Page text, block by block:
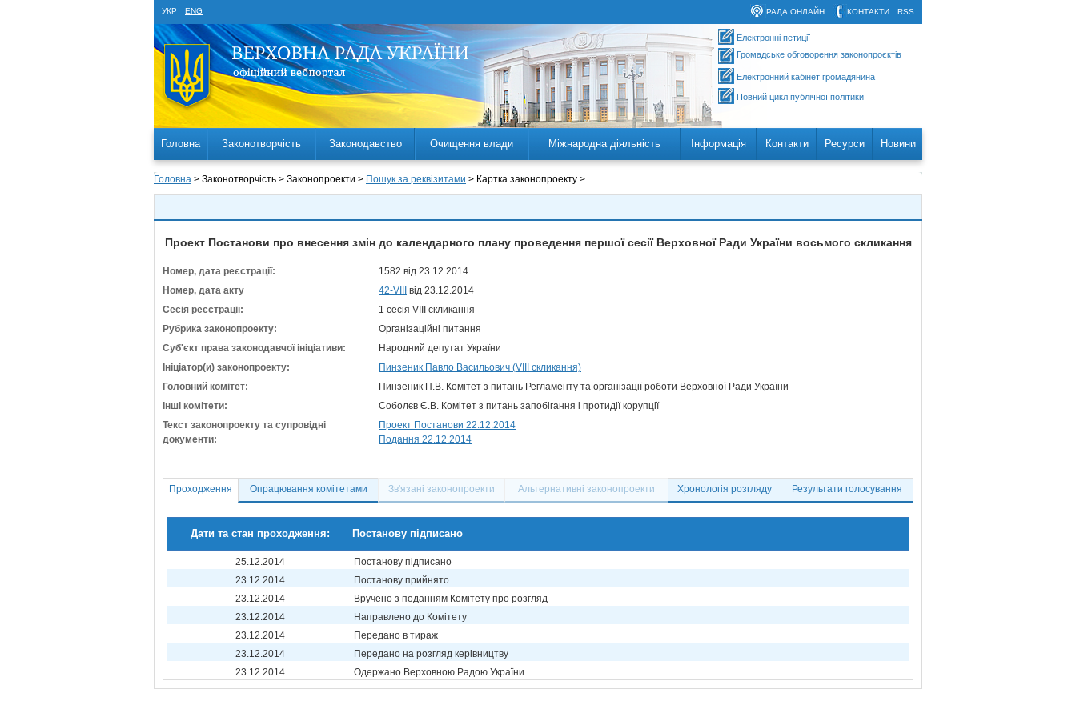
УКР ENG RSS
КОНТАКТИ
РАДА ОНЛАЙН
Електронні петиції
Громадське обговорення законопроєктів
Електронний кабінет громадянина
Повний цикл публічної політики
Головна Законотворчість Законодавство Очищення влади Міжнародна діяльність Інформація Контакти Ресурси Новини
Головна > Законотворчість > Законопроекти > Пошук за реквізитами > Картка законопроекту >
Проект Постанови про внесення змін до календарного плану проведення першої сесії Верховної Ради України восьмого скликання
Номер, дата реєстрації:
1582 від 23.12.2014
Номер, дата акту
42-VIII
від 23.12.2014
Сесія реєстрації:
1 сесія VIII скликання
Рубрика законопроекту:
Організаційні питання
Суб'єкт права законодавчої ініціативи:
Народний депутат України
Ініціатор(и) законопроекту:
Пинзеник Павло Васильович (VIII скликання)
Головний комітет:
Пинзеник П.В. Комітет з питань Регламенту та організації роботи Верховної Ради України
Інші комітети:
Соболєв Є.В. Комітет з питань запобігання і протидії корупції
Текст законопроекту та супровідні
документи:
Проект Постанови 22.12.2014
Подання 22.12.2014
Проходження Опрацювання комітетами Зв'язані законопроекти Альтернативні законопроекти Хронологія розгляду Результати голосування
Дати та стан проходження: Постанову підписано
25.12.2014
Постанову підписано
23.12.2014
Постанову прийнято
23.12.2014
Вручено з поданням Комітету про розгляд
23.12.2014
Направлено до Комітету
23.12.2014
Передано в тираж
23.12.2014
Передано на розгляд керівництву
23.12.2014
Одержано Верховною Радою України